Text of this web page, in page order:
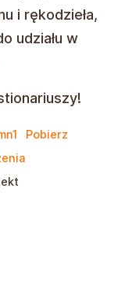
i rękodzieła,
udziału w
Pobierz